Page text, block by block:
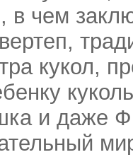
в чем
кукол,
и даже